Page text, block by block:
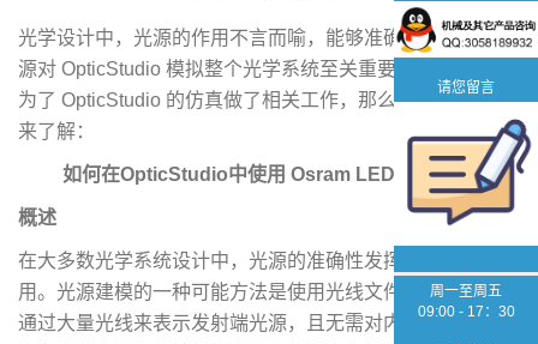
光学设计中，光源的作用不言而喻，能够准确地建模仿真光
源对 OpticStudio 模拟整个光学系统至关重要。已经有前人
为了 OpticStudio 的仿真做了相关工作，那么今天就让我们
来了解：
如何在OpticStudio中使用 Osram LED 光源数据
概述
在大多数光学系统设计中，光源的准确性发挥着重要的作
用。光源建模的一种可能方法是使用光线文件。光线文件中
通过大量光线来表示发射端光源，且无需对内部组件建模。
请您留言
周一至周五
09:00 - 17：30